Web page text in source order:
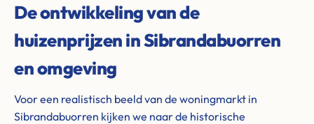
De ontwikkeling van de
huizenprijzen in Sibrandabuorren
en omgeving
Voor een realistisch beeld van de woningmarkt in
Sibrandabuorren kijken we naar de historische